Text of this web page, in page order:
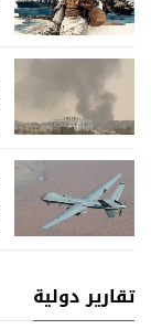
تقارير دولية